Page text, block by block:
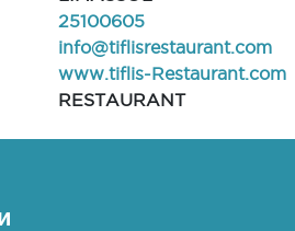
25100605
info@tiflisrestaurant.com
www.tiflis-Restaurant.com
RESTAURANT